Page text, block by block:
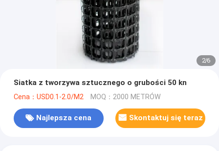
2/6
Siatka z tworzywa sztucznego o grubości 50 kn
Cena：USD0.1-2.0/M2 MOQ：2000 METRÓW
Najlepsza cena Skontaktuj się teraz